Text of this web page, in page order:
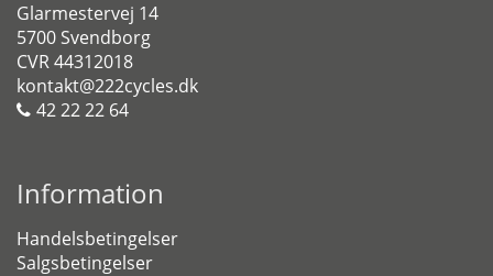
Glarmestervej 14
5700 Svendborg
CVR 44312018
kontakt@222cycles.dk
42 22 22 64
Information
Handelsbetingelser
Salgsbetingelser